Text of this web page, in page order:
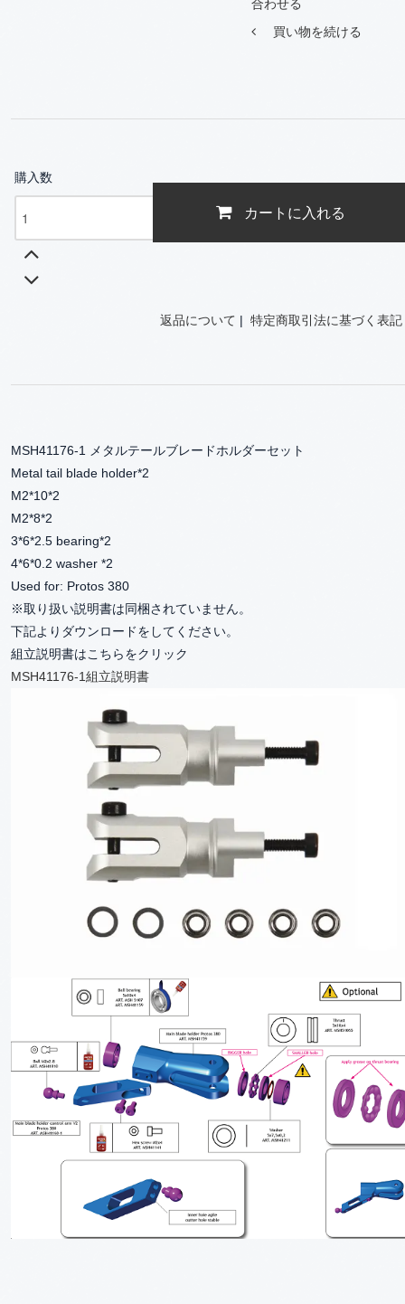
合わせる
買い物を続ける
購入数
カートに入れる
返品について | 特定商取引法に基づく表記
MSH41176-1 メタルテールブレードホルダーセット
Metal tail blade holder*2
M2*10*2
M2*8*2
3*6*2.5 bearing*2
4*6*0.2 washer *2
Used for: Protos 380
※取り扱い説明書は同梱されていません。
下記よりダウンロードをしてください。
組立説明書はこちらをクリック
MSH41176-1組立説明書